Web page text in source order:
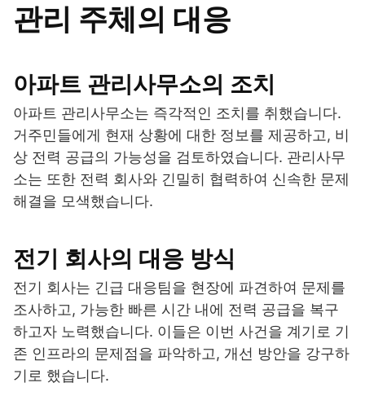
관리 주체의 대응
아파트 관리사무소의 조치
아파트 관리사무소는 즉각적인 조치를 취했습니다.
거주민들에게 현재 상황에 대한 정보를 제공하고, 비
상 전력 공급의 가능성을 검토하였습니다. 관리사무
소는 또한 전력 회사와 긴밀히 협력하여 신속한 문제
해결을 모색했습니다.
전기 회사의 대응 방식
전기 회사는 긴급 대응팀을 현장에 파견하여 문제를
조사하고, 가능한 빠른 시간 내에 전력 공급을 복구
하고자 노력했습니다. 이들은 이번 사건을 계기로 기
존 인프라의 문제점을 파악하고, 개선 방안을 강구하
기로 했습니다.